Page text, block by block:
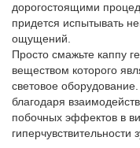
дорогостоящими
придется испытывать
ощущений.
Просто смажьте каппу
веществом которого
световое
благодаря
побочных эффектов в
гиперчувствительности